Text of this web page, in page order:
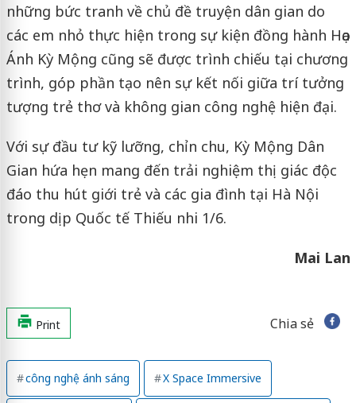
những bức tranh về chủ đề truyện dân gian do
các em nhỏ thực hiện trong sự kiện đồng hành Họa
Ánh Kỳ Mộng cũng sẽ được trình chiếu tại chương
trình, góp phần tạo nên sự kết nối giữa trí tưởng
tượng trẻ thơ và không gian công nghệ hiện đại.
Với sự đầu tư kỹ lưỡng, chỉn chu, Kỳ Mộng Dân
Gian hứa hẹn mang đến trải nghiệm thị giác độc
đáo thu hút giới trẻ và các gia đình tại Hà Nội
trong dịp Quốc tế Thiếu nhi 1/6.
Mai Lan
Print Chia sẻ
công nghệ ánh sáng X Space Immersive